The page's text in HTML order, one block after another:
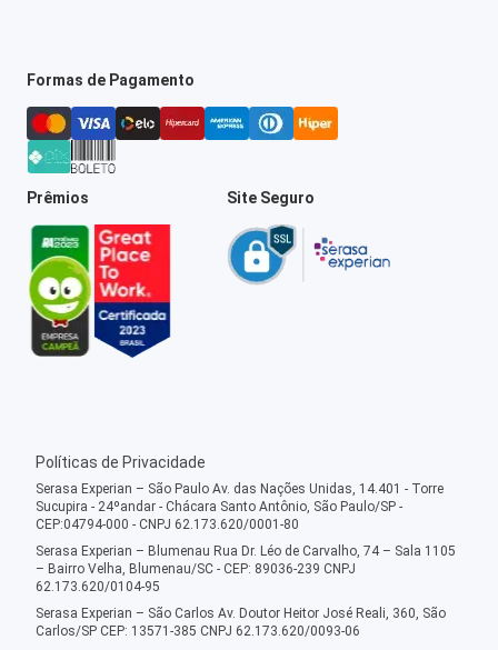
Formas de Pagamento
Prêmios Site Seguro
Políticas de Privacidade
Serasa Experian – São Paulo Av. das Nações Unidas, 14.401 - Torre
Sucupira - 24ºandar - Chácara Santo Antônio, São Paulo/SP -
CEP:04794-000 - CNPJ 62.173.620/0001-80
Serasa Experian – Blumenau Rua Dr. Léo de Carvalho, 74 – Sala 1105
– Bairro Velha, Blumenau/SC - CEP: 89036-239 CNPJ
62.173.620/0104-95
Serasa Experian – São Carlos Av. Doutor Heitor José Reali, 360, São
Carlos/SP CEP: 13571-385 CNPJ 62.173.620/0093-06